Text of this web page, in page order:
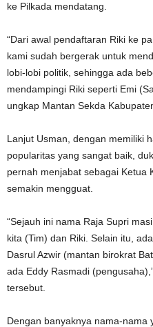
ke Pilkada mendatang.
“Dari awal pendaftaran Riki ke
kami sudah bergerak untuk
lobi-lobi politik, sehingga ada
mendampingi Riki seperti Emi
ungkap Mantan Sekda
Lanjut Usman, dengan memiliki
popularitas yang sangat baik,
pernah menjabat sebagai Ketua
semakin mengguat.
“Sejauh ini nama Raja Supri
kita (Tim) dan Riki. Selain itu,
Dasrul Azwir (mantan birokrat
ada Eddy Rasmadi
tersebut.
Dengan banyaknya nama-nama